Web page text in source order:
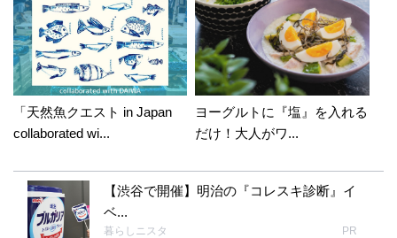
「天然魚クエスト in Japan
collaborated wi...
ヨーグルトに『塩』を入れる
だけ！大人がワ...
【渋谷で開催】明治の『コレスキ診断』イ
ベ...
暮らしニスタ PR